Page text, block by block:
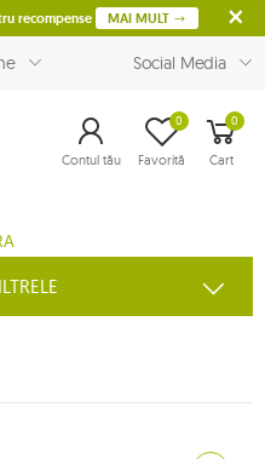
recompense MAI MULT
Social Media
Contul tău Favorită
0 0
Cart